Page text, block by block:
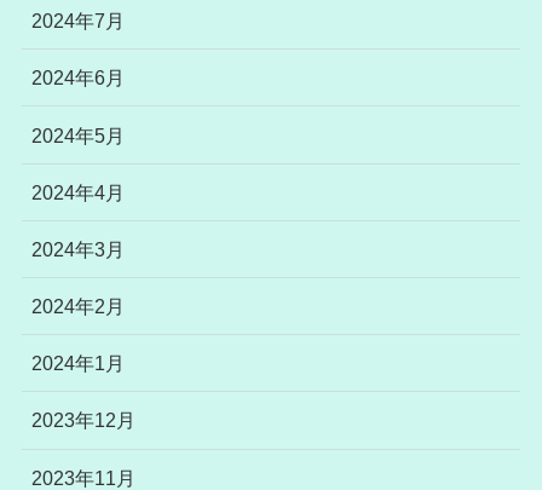
2024年7月
2024年6月
2024年5月
2024年4月
2024年3月
2024年2月
2024年1月
2023年12月
2023年11月